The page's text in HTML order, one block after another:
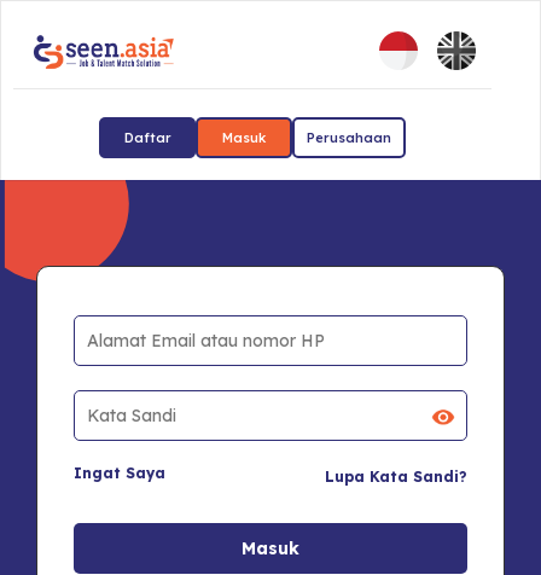
Daftar Masuk Perusahaan
Ingat Saya Lupa Kata Sandi?